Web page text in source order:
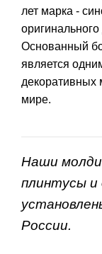
лет марка -
Основанный
является
декоративных
мире.
Наши
плинтусы
России.